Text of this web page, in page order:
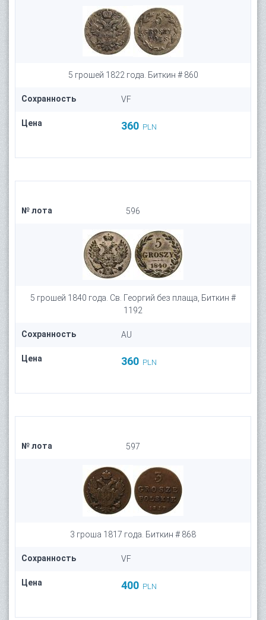
5 грошей 1822 года. Биткин # 860
Сохранность VF
Цена 360 PLN
№ лота 596
5 грошей 1840 года. Св. Георгий без плаща, Биткин #
1192
Сохранность AU
Цена 360 PLN
№ лота 597
3 гроша 1817 года. Биткин # 868
Сохранность VF
Цена 400 PLN